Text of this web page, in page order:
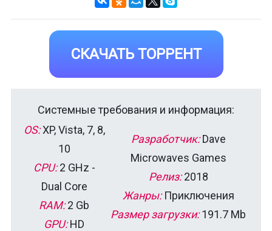
СКАЧАТЬ ТОРРЕНТ
Системные требования и информация:
OS:XP, Vista, 7, 8,
10
CPU:2 GHz -
Dual Core
RAM:2 Gb
GPU:HD
Разработчик:Dave
Microwaves Games
Релиз:2018
Жанры:Приключения
Размер загрузки:191.7 Mb